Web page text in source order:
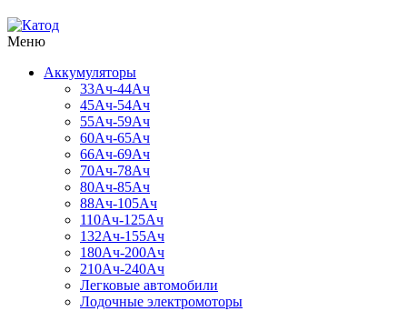
Меню
Аккумуляторы
33Ач-44Ач
45Ач-54Ач
55Ач-59Ач
60Ач-65Ач
66Ач-69Ач
70Ач-78Ач
80Ач-85Ач
88Ач-105Ач
110Ач-125Ач
132Ач-155Ач
180Ач-200Ач
210Ач-240Ач
Легковые автомобили
Лодочные электромоторы